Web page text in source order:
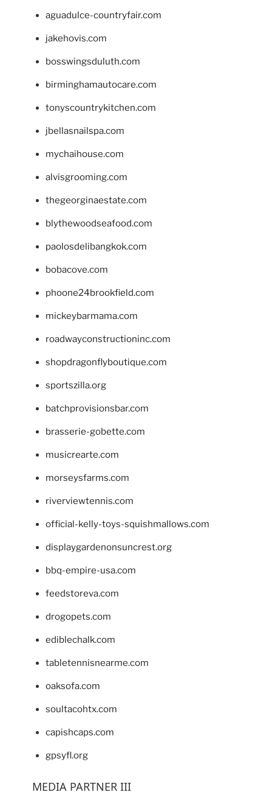
aguadulce-countryfair.com
jakehovis.com
bosswingsduluth.com
birminghamautocare.com
tonyscountrykitchen.com
jbellasnailspa.com
mychaihouse.com
alvisgrooming.com
thegeorginaestate.com
blythewoodseafood.com
paolosdelibangkok.com
bobacove.com
phoone24brookfield.com
mickeybarmama.com
roadwayconstructioninc.com
shopdragonflyboutique.com
sportszilla.org
batchprovisionsbar.com
brasserie-gobette.com
musicrearte.com
morseysfarms.com
riverviewtennis.com
official-kelly-toys-squishmallows.com
displaygardenonsuncrest.org
bbq-empire-usa.com
feedstoreva.com
drogopets.com
ediblechalk.com
tabletennisnearme.com
oaksofa.com
soultacohtx.com
capishcaps.com
gpsyfl.org
MEDIA PARTNER III